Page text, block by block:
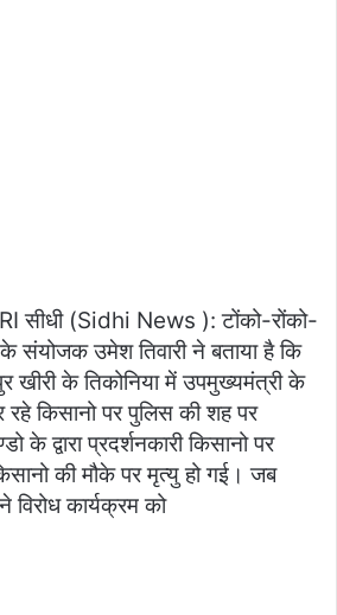
सीधी (Sidhi News ): टोंको-रोंको-
के संयोजक उमेश तिवारी ने बताया है कि
खीरी के तिकोनिया में उपमुख्यमंत्री के
रहे किसानो पर पुलिस की शह पर
द्वारा प्रदर्शनकारी किसानो पर
की मौके पर मृत्यु हो गई। जब
कार्यक्रम को